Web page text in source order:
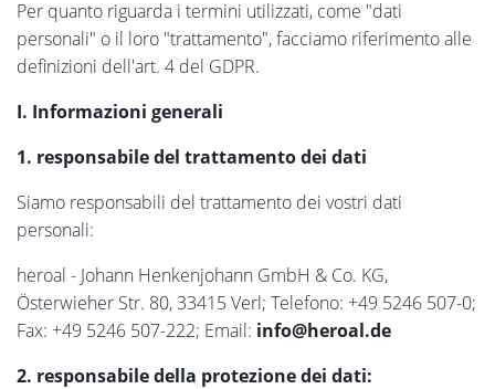
Per quanto riguarda i termini utilizzati, come "dati
personali" o il loro "trattamento", facciamo riferimento alle
definizioni dell'art. 4 del GDPR.
I. Informazioni generali
1. responsabile del trattamento dei dati
Siamo responsabili del trattamento dei vostri dati
personali:
heroal - Johann Henkenjohann GmbH & Co. KG,
Österwieher Str. 80, 33415 Verl; Telefono: +49 5246 507-0;
Fax: +49 5246 507-222; Email: info@heroal.de
2. responsabile della protezione dei dati: